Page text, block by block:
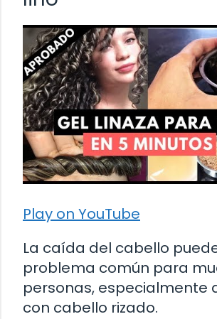
Play on YouTube
La caída del cabello
problema común para
personas, especialmente
con cabello rizado.